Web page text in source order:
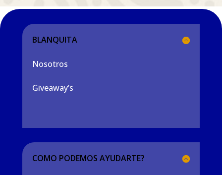
BLANQUITA
Nosotros
Giveaway’s
COMO PODEMOS AYUDARTE?